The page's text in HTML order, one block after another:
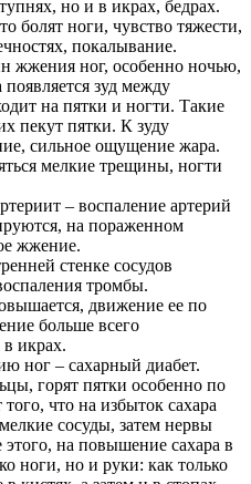
но и в икрах, бедрах.
болят ноги, чувство тяжести,
покалывание.
жжения ног, особенно ночью,
появляется зуд между
на пятки и ногти. Такие
пекут пятки. К зуду
сильное ощущение жара.
мелкие трещины, ногти
– воспаление артерий
на пораженном
жжение.
стенке сосудов
тромбы.
движение ее по
больше всего
в икрах.
ног – сахарный диабет.
горят пятки особенно по
что на избыток сахара
сосуды, затем нервы
на повышение сахара в
ноги, но и руки: как только